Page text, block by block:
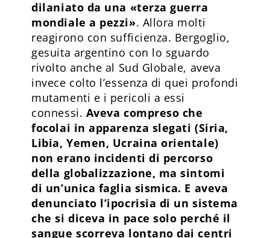
dilaniato da una «terza guerra
mondiale a pezzi». Allora molti
reagirono con sufficienza. Bergoglio,
gesuita argentino con lo sguardo
rivolto anche al Sud Globale, aveva
invece colto l’essenza di quei profondi
mutamenti e i pericoli a essi
connessi. Aveva compreso che
focolai in apparenza slegati (Siria,
Libia, Yemen, Ucraina orientale)
non erano incidenti di percorso
della globalizzazione, ma sintomi
di un’unica faglia sismica. E aveva
denunciato l’ipocrisia di un sistema
che si diceva in pace solo perché il
sangue scorreva lontano dai centri